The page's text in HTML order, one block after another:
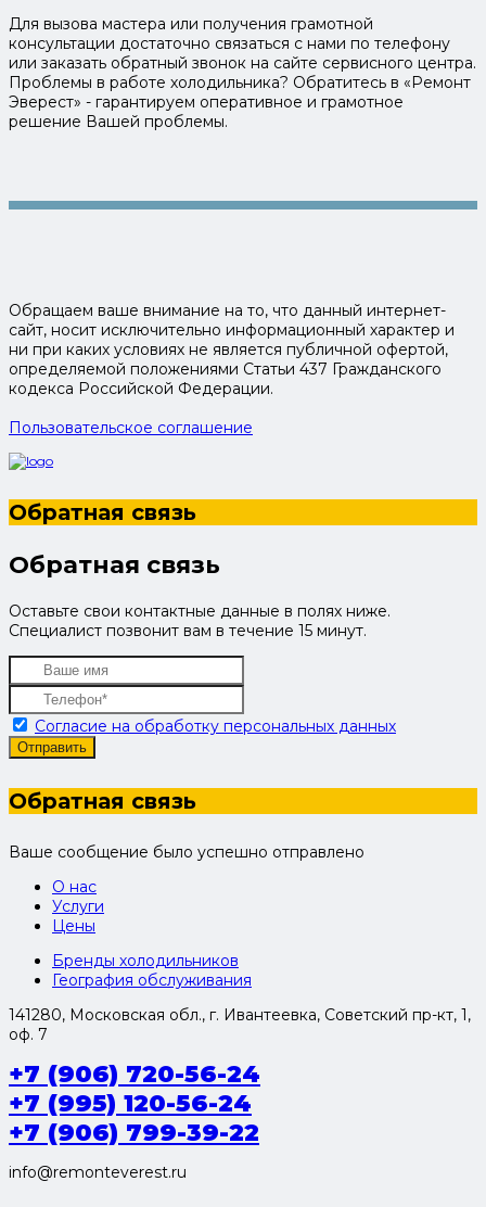
Для вызова мастера или получения грамотной
консультации достаточно связаться с нами по телефону
или заказать обратный звонок на сайте сервисного центра.
Проблемы в работе холодильника? Обратитесь в «Ремонт
Эверест» - гарантируем оперативное и грамотное
решение Вашей проблемы.
Обращаем ваше внимание на то, что данный интернет-
сайт, носит исключительно информационный характер и
ни при каких условиях не является публичной офертой,
определяемой положениями Статьи 437 Гражданского
кодекса Российской Федерации.
Пользовательское соглашение
Обратная связь
Обратная связь
Оставьте свои контактные данные в полях ниже.
Специалист позвонит вам в течение 15 минут.
Согласие на обработку персональных данных
Отправить
Обратная связь
Ваше сообщение было успешно отправлено
О нас
Услуги
Цены
Бренды холодильников
География обслуживания
141280, Московская обл., г. Ивантеевка, Советский пр-кт, 1,
оф. 7
+7 (906) 720-56-24
+7 (995) 120-56-24
+7 (906) 799-39-22
info@remonteverest.ru